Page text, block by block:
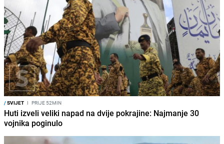
/SVIJET I PRIJE 52MIN
Huti izveli veliki napad na dvije pokrajine: Najmanje 30
vojnika poginulo